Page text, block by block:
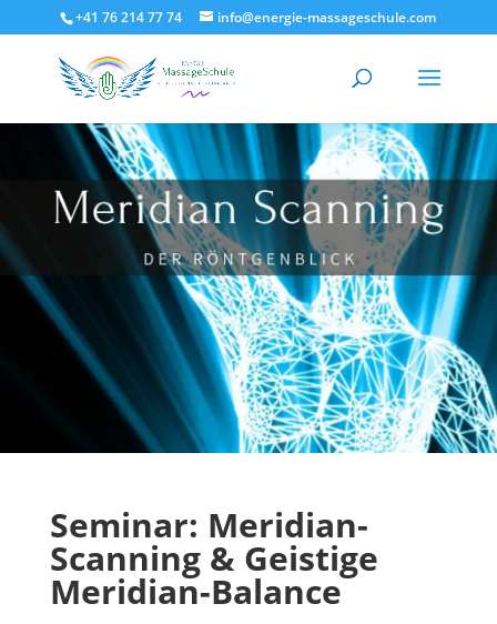
+41 76 214 77 74 info@energie-massageschule.com
Seminar: Meridian-
Scanning & Geistige
Meridian-Balance